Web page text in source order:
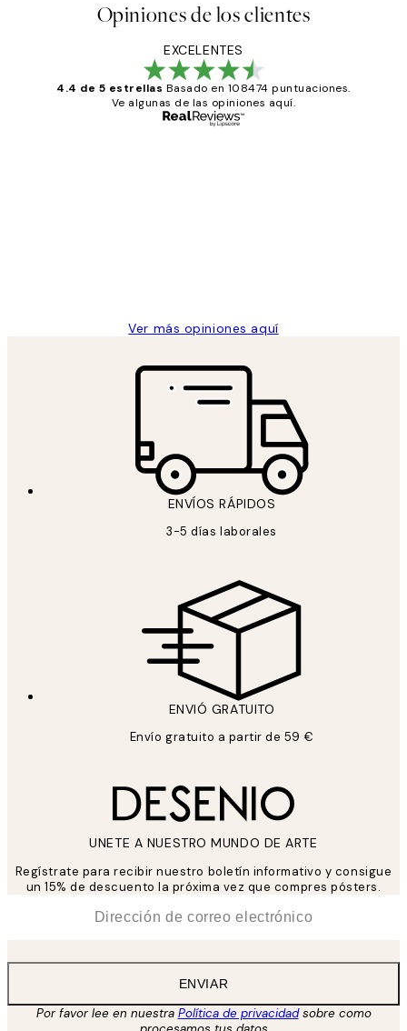
Opiniones de los clientes
EXCELENTES
4.4 de 5 estrellas Basado en 108474 puntuaciones.
Ve algunas de las opiniones aquí.
Ver más opiniones aquí
ENVÍOS RÁPIDOS
3-5 días laborales
ENVIÓ GRATUITO
Envío gratuito a partir de 59 €
UNETE A NUESTRO MUNDO DE ARTE
Regístrate para recibir nuestro boletín informativo y consigue
un 15% de descuento la próxima vez que compres pósters.
ENVIAR
Por favor lee en nuestra Política de privacidadsobre como